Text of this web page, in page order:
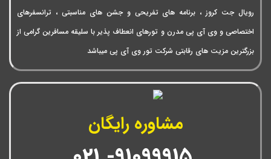
رویال جت کروز ، برنامه های تفریحی و جشن های مناسبتی ، ترانسفرهای
اختصاصی و وی آی پی مدرن و تورهای انعطاف پذیر با سلیقه مسافرین گرامی از
بزرگترین مزیت های رقابتی شرکت تور وی آی پی میباشد
مشاوره رایگان